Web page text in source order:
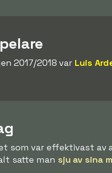
2017/2018 var Luis
som var effektivast
satte man sju av sina